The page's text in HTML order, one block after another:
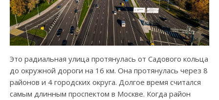
Это радиальная улица протянулась от Садового кольца
до окружной дороги на 16 км. Она протянулась через 8
районов и 4 городских округа. Долгое время считался
самым длинным проспектом в Москве. Когда район